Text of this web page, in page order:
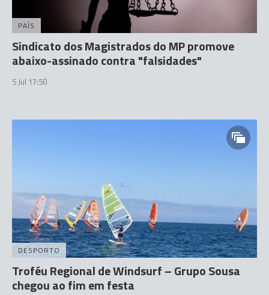
PAÍS
Sindicato dos Magistrados do MP promove
abaixo-assinado contra "falsidades"
5 Jul 17:50
DESPORTO
Troféu Regional de Windsurf – Grupo Sousa
chegou ao fim em festa